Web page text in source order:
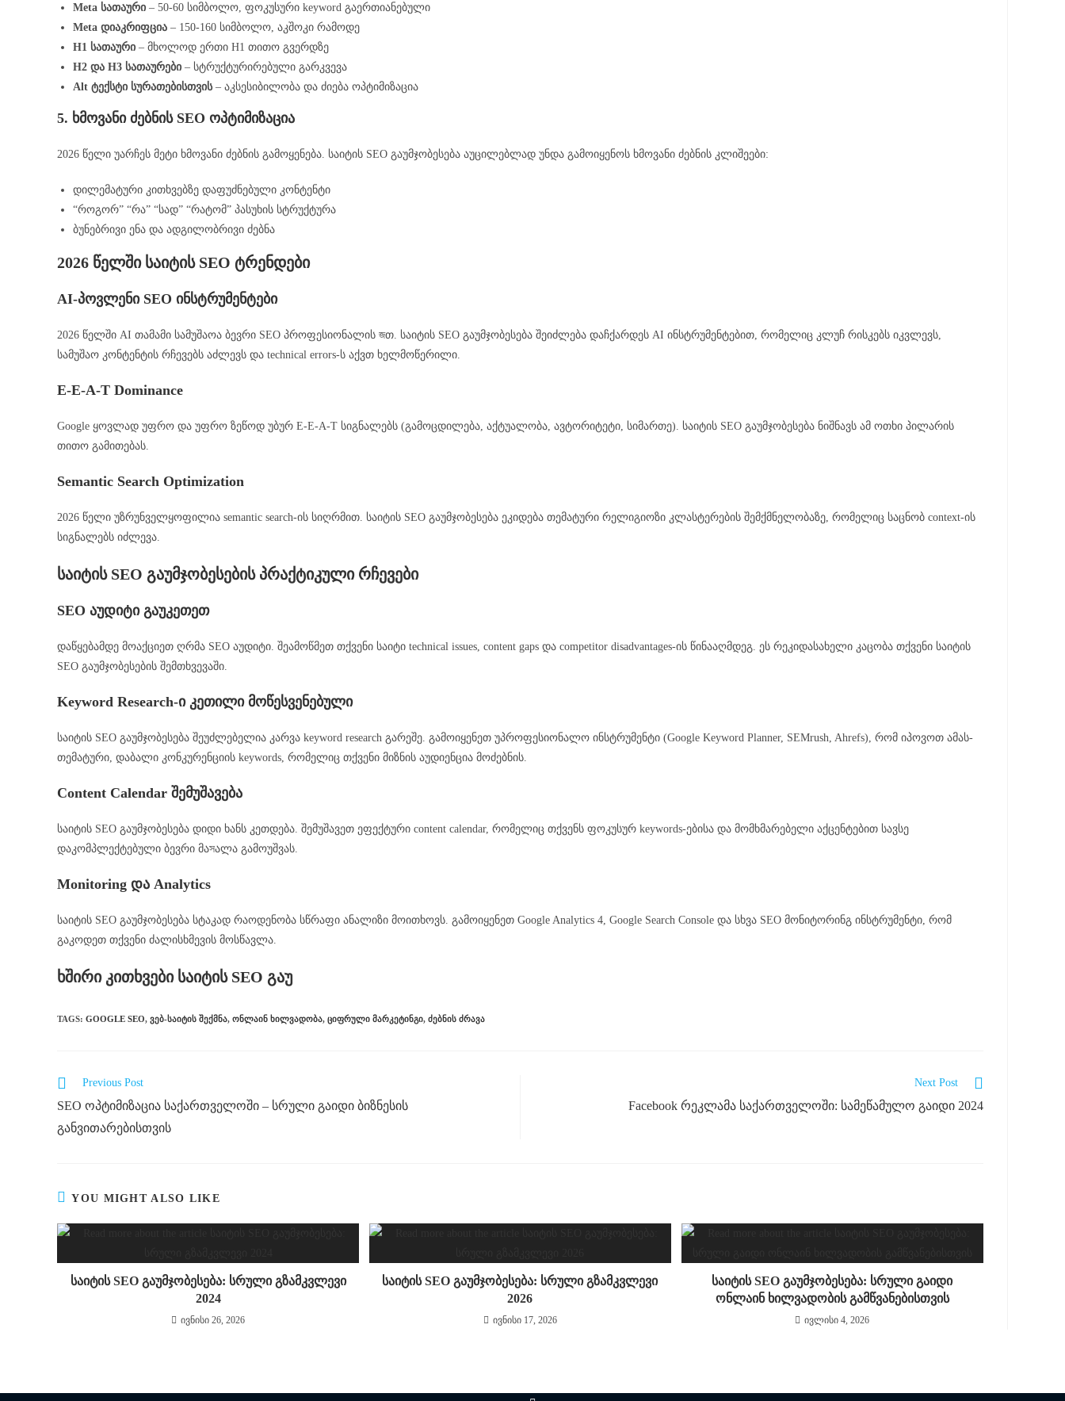
Meta სათაური – 50-60 სიმბოლო, ფოკუსური keyword გაერთიანებული
Meta დიაკრიფცია – 150-160 სიმბოლო, აკშოკი რამოდე
H1 სათაური – მხოლოდ ერთი H1 თითო გვერდზე
H2 და H3 სათაურები – სტრუქტურირებული გარკვევა
Alt ტექსტი სურათებისთვის– აკსესიბილობა და ძიება ოპტიმიზაცია
5. ხმოვანი ძებნის SEO ოპტიმიზაცია
2026 წელი უარჩეს მეტი ხმოვანი ძებნის გამოყენება. საიტის SEO გაუმჯობესება აუცილებლად უნდა გამოიყენოს ხმოვანი ძებნის კლიშეები:
დილემატური კითხვებზე დაფუძნებული კონტენტი
“როგორ” “რა” “სად” “რატომ” პასუხის სტრუქტურა
ბუნებრივი ენა და ადგილობრივი ძებნა
2026 წელში საიტის SEO ტრენდები
AI-პოვლენი SEO ინსტრუმენტები
2026 წელში AI თამამი სამუშაოა ბევრი SEO პროფესიონალის জთ. საიტის SEO გაუმჯობესება შეიძლება დაჩქარდეს AI ინსტრუმენტებით, რომელიც კლუჩ რისკებს იკვლევს,
სამუშაო კონტენტის რჩევებს აძლევს და technical errors-ს აქვთ ხელმოწერილი.
E-E-A-T Dominance
Google ყოვლად უფრო და უფრო ზეწოდ უბურ E-E-A-T სიგნალებს (გამოცდილება, აქტუალობა, ავტორიტეტი, სიმართე). საიტის SEO გაუმჯობესება ნიშნავს ამ ოთხი პილარის
თითო გამითებას.
Semantic Search Optimization
2026 წელი უზრუნველყოფილია semantic search-ის სიღრმით. საიტის SEO გაუმჯობესება ეკიდება თემატური რელიგიოზი კლასტერების შემქმნელობაზე, რომელიც საცნობ context-ის
სიგნალებს იძლევა.
საიტის SEO გაუმჯობესების პრაქტიკული რჩევები
SEO აუდიტი გაუკეთეთ
დაწყებამდე მოაქციეთ ღრმა SEO აუდიტი. შეამოწმეთ თქვენი საიტი technical issues, content gaps და competitor disadvantages-ის წინააღმდეგ. ეს რეკიდასახელი კაცობა თქვენი საიტის
SEO გაუმჯობესების შემთხვევაში.
Keyword Research-ი კეთილი მოწესვენებული
საიტის SEO გაუმჯობესება შეუძლებელია კარვა keyword research გარეშე. გამოიყენეთ უპროფესიონალო ინსტრუმენტი (Google Keyword Planner, SEMrush, Ahrefs), რომ იპოვოთ ამას-
თემატური, დაბალი კონკურენციის keywords, რომელიც თქვენი მიზნის აუდიენცია მოძებნის.
Content Calendar შემუშავება
საიტის SEO გაუმჯობესება დიდი ხანს კეთდება. შემუშავეთ ეფექტური content calendar, რომელიც თქვენს ფოკუსურ keywords-ებისა და მომხმარებელი აქცენტებით სავსე
დაკომპლექტებული ბევრი მაসალა გამოუშვას.
Monitoring და Analytics
საიტის SEO გაუმჯობესება სტაკად რაოდენობა სწრაფი ანალიზი მოითხოვს. გამოიყენეთ Google Analytics 4, Google Search Console და სხვა SEO მონიტორინგ ინსტრუმენტი, რომ
გაკოდეთ თქვენი ძალისხმევის მოსწავლა.
ხშირი კითხვები საიტის SEO გაუ
TAGS: GOOGLE SEO, ᲕᲔᲑ-ᲡᲐᲘᲢᲘᲡ ᲨᲔᲥᲛᲜᲐ, ᲝᲜᲚᲐᲘᲜ ᲮᲘᲚᲕᲐᲓᲝᲑᲐ, ᲪᲘᲤᲠᲣᲚᲘ ᲛᲐᲠᲙᲔᲢᲘᲜᲒᲘ, ᲫᲔᲑᲜᲘᲡ ᲫᲠᲐᲕᲐ
Read
articles
Previous Post
SEO ოპტიმიზაცია საქართველოში – სრული გაიდი ბიზნესის
განვითარებისთვის
Next Post
Facebook რეკლამა საქართველოში: სამეწამულო გაიდი 2024
YOU MIGHT ALSO LIKE
საიტის SEO გაუმჯობესება: სრული გზამკვლევი
2024
ივნისი 26, 2026
საიტის SEO გაუმჯობესება: სრული გზამკვლევი
2026
ივნისი 17, 2026
საიტის SEO გაუმჯობესება: სრული გაიდი
ონლაინ ხილვადობის გამწვანებისთვის
ივლისი 4, 2026